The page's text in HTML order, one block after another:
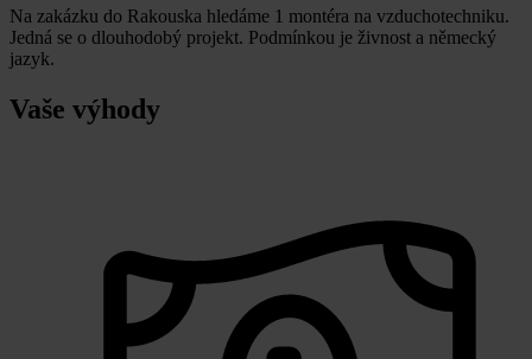
Na zakázku do Rakouska hledáme 1 montéra na vzduchotechniku.
Jedná se o dlouhodobý projekt. Podmínkou je živnost a německý
jazyk.
Vaše výhody